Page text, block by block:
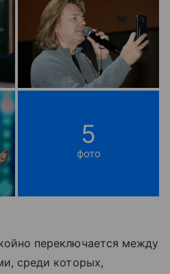
5
фото
переключается между
среди которых,